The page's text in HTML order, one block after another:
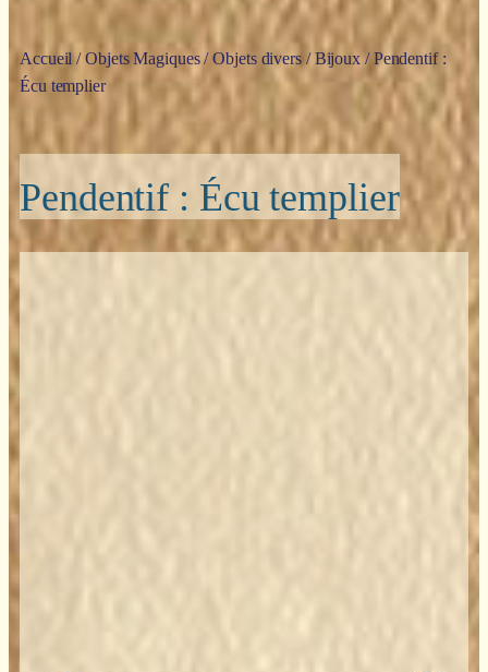
Accueil /Objets Magiques/Objets divers/Bijoux / Pendentif :
Écu templier
Pendentif : Écu templier